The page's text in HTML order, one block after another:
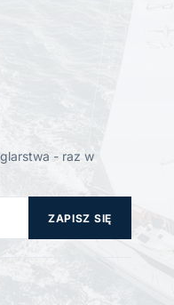
- raz w
ZAPISZ SIĘ